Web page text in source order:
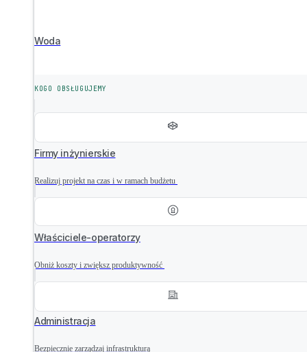
Woda
KOGO OBSŁUGUJEMY
Firmy inżynierskie
Realizuj projekt na czas i w ramach budżetu
Właściciele-operatorzy
Obniż koszty i zwiększ produktywność
Administracja
Bezpiecznie zarządzaj infrastrukturą